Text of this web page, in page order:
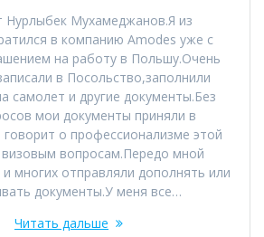
Нурлыбек Мухамеджанов.Я из
в компанию Amodes уже с
на работу в Польшу.Очень
в Посольство,заполнили
самолет и другие документы.Без
мои документы приняли в
о профессионализме этой
вопросам.Передо мной
многих отправляли дополнять или
документы.У меня все…
Читать дальше